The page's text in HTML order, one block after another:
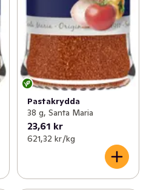
Pastakrydda
38 g, Santa Maria
23,61 kr
621,32 kr /kg